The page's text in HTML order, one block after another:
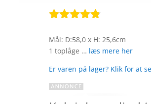
som4.7
ud af 5
baseret på
kundebedø
Mål: D:58,0 x H: 25,6cm
1 toplåge … læs mere her
Er varen på lager? Klik for at